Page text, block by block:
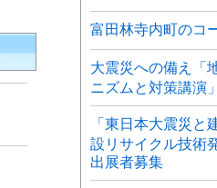
富田林寺内町のコ
大震災への備え「
ニズムと対策講演
「東日本大震災と
設リサイクル技術
出展者募集